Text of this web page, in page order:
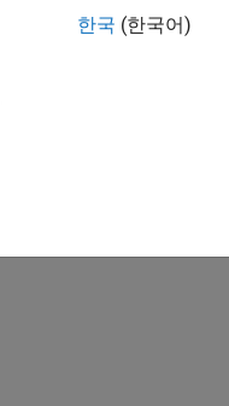
한국 (한국어)